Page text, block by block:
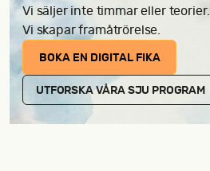
Kontakt
Vi säljer inte timmar eller teorier.
Vi skapar framåtrörelse.
BOKA EN DIGITAL FIKA
UTFORSKA VÅRA SJU PROGRAM